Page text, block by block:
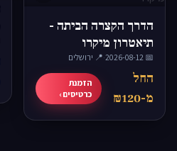
הדרך הקצרה הביתה -
תיאטרון מיקרו
📅 2026-08-12
·📍 ירושלים
החל
מ-₪120
הזמנת
כרטיסים ›